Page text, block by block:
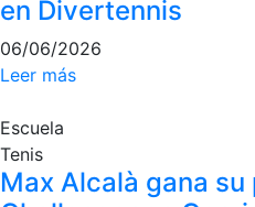
Otros deportes
Área social
Socials
Salidas
culturales
en Divertennis
06/06/2026
Leer más
Escuela
Tenis
Max Alcalà gana